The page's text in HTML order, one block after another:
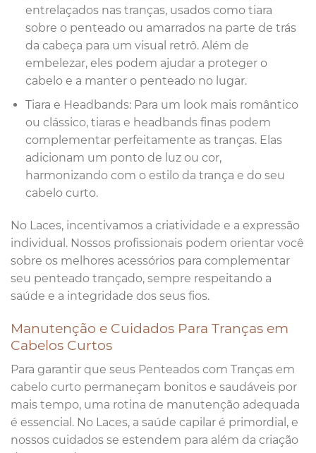
entrelaçados nas tranças, usados como tiara
sobre o penteado ou amarrados na parte de trás
da cabeça para um visual retrô. Além de
embelezar, eles podem ajudar a proteger o
cabelo e a manter o penteado no lugar.
Tiara e Headbands: Para um look mais romântico
ou clássico, tiaras e headbands finas podem
complementar perfeitamente as tranças. Elas
adicionam um ponto de luz ou cor,
harmonizando com o estilo da trança e do seu
cabelo curto.
No Laces, incentivamos a criatividade e a expressão
individual. Nossos profissionais podem orientar você
sobre os melhores acessórios para complementar
seu penteado trançado, sempre respeitando a
saúde e a integridade dos seus fios.
Manutenção e Cuidados Para Tranças em
Cabelos Curtos
Para garantir que seus Penteados com Tranças em
cabelo curto permaneçam bonitos e saudáveis por
mais tempo, uma rotina de manutenção adequada
é essencial. No Laces, a saúde capilar é primordial, e
nossos cuidados se estendem para além da criação